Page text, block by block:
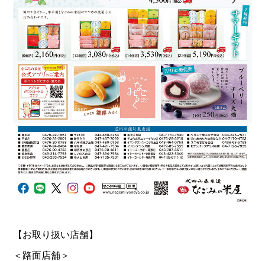
【お取り扱い店舗】
＜路面店舗＞